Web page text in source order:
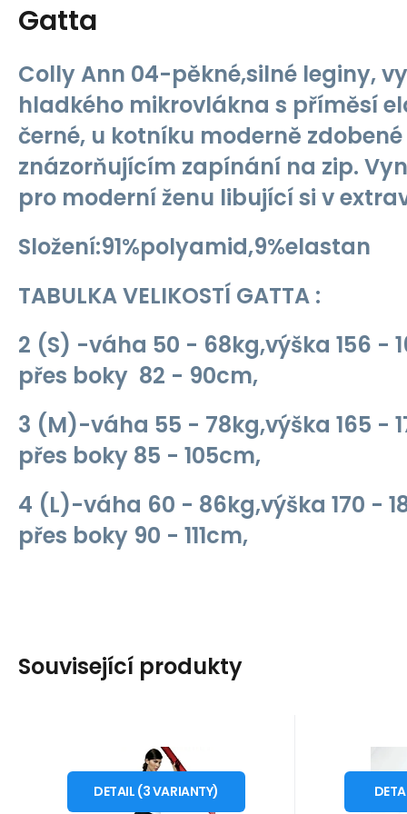
Gatta
Colly Ann 04-pěkné,silné leginy,
hladkého mikrovlákna s příměsí
černé, u kotníku moderně
znázorňujícím zapínání na zip.
pro moderní ženu libující si v
Složení:91%polyamid,9%elastan
TABULKA VELIKOSTÍ GATTA :
2 (S) -váha 50 - 68kg,výška 156 -
přes boky 82 - 90cm,
3 (M)-váha 55 - 78kg,výška 165 -
přes boky 85 - 105cm,
4 (L)-váha 60 - 86kg,výška 170 -
přes boky 90 - 111cm,
Související produkty
Legíny Alexa - Bas
Bleu
i10_P13000
1210002478779
Záruka2 roky
od799Kč
Skladem - expedice ihned
S
M L
DETAIL (3VARIANTY)
Luxusní dámské
-
XXL